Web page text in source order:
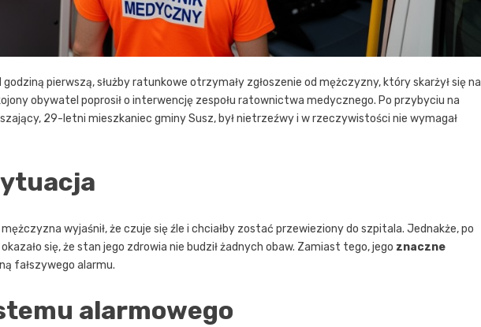
pierwszą, służby ratunkowe otrzymały zgłoszenie od mężczyzny, który skarżył się na
obywatel poprosił o interwencję zespołu ratownictwa medycznego. Po przybyciu na
29-letni mieszkaniec gminy Susz, był nietrzeźwy i w rzeczywistości nie wymagał
wyjaśnił, że czuje się źle i chciałby zostać przewieziony do szpitala. Jednakże, po
się, że stan jego zdrowia nie budził żadnych obaw. Zamiast tego, jego znaczne
fałszywego alarmu.
alarmowego